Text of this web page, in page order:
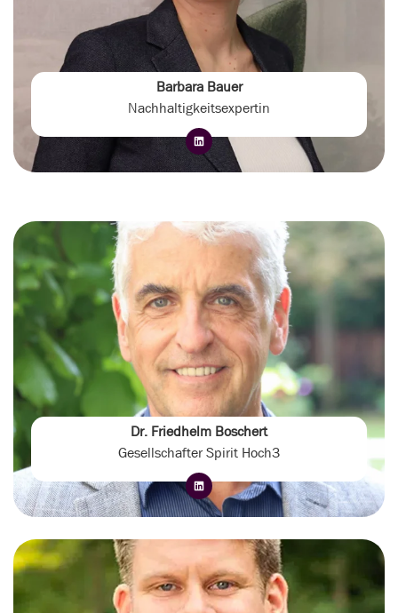
Barbara Bauer
Nachhaltigkeitsexpertin
Dr. Friedhelm Boschert
Gesellschafter Spirit Hoch3